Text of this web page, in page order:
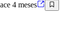
4 meses